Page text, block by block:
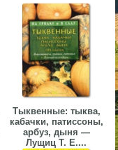
Тыквенные: тыква,
кабачки, патиссоны,
арбуз, дыня —
Лущиц Т. Е....